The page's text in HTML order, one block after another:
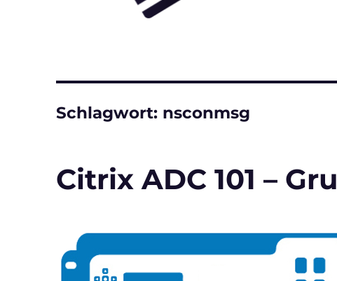
Schlagwort: nsconmsg
Citrix ADC 101 –